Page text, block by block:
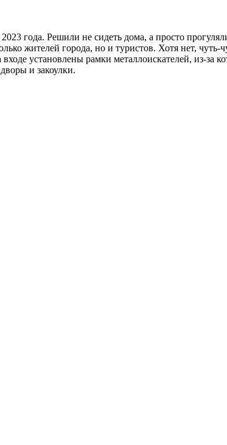
года. Решили не сидеть дома, а просто
жителей города, но и туристов. Хотя нет, чуть-
установлены рамки металлоискателей, из-за
и закоулки.